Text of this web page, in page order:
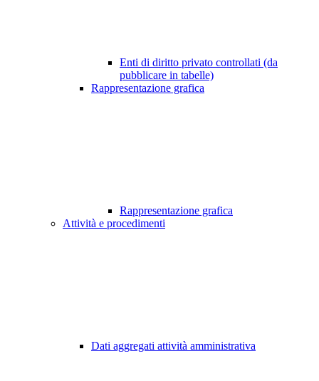
Enti di diritto privato controllati (da
pubblicare in tabelle)
Rappresentazione grafica
Rappresentazione grafica
Attività e procedimenti
Dati aggregati attività amministrativa